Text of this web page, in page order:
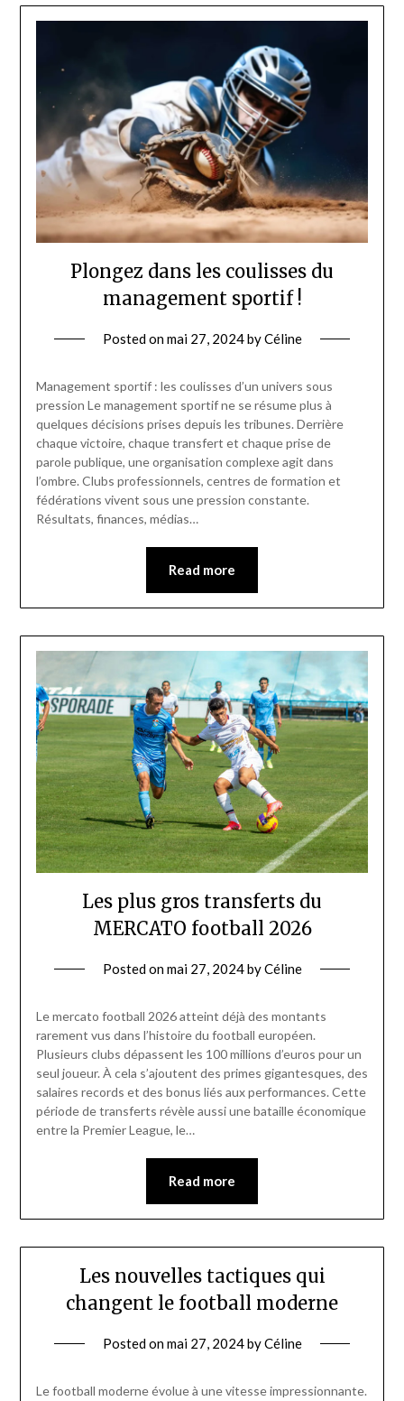
Plongez dans les coulisses du
management sportif !
Posted onmai 27, 2024byCéline
Management sportif : les coulisses d’un univers sous
pression Le management sportif ne se résume plus à
quelques décisions prises depuis les tribunes. Derrière
chaque victoire, chaque transfert et chaque prise de
parole publique, une organisation complexe agit dans
l’ombre. Clubs professionnels, centres de formation et
fédérations vivent sous une pression constante.
Résultats, finances, médias…
Read more
Les plus gros transferts du
MERCATO football 2026
Posted onmai 27, 2024byCéline
Le mercato football 2026 atteint déjà des montants
rarement vus dans l’histoire du football européen.
Plusieurs clubs dépassent les 100 millions d’euros pour un
seul joueur. À cela s’ajoutent des primes gigantesques, des
salaires records et des bonus liés aux performances. Cette
période de transferts révèle aussi une bataille économique
entre la Premier League, le…
Read more
Les nouvelles tactiques qui
changent le football moderne
Posted onmai 27, 2024byCéline
Le football moderne évolue à une vitesse impressionnante.